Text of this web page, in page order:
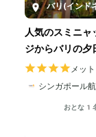
バリ(インド
人気のスミニ
ジからバリの夕
メッ
シンガポール
おとな1